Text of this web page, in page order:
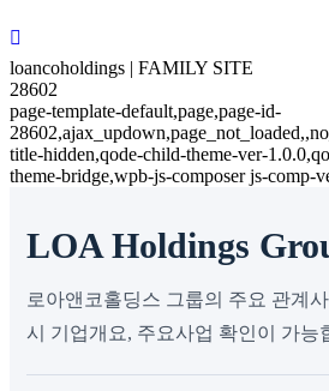
loancoholdings | FAMILY SITE
28602
page-template-default,page,page-id-
title-hidden,qode-child-theme-ver-
theme-bridge,wpb-js-composer js-comp-
LOA Holdings
로아앤코홀딩스 그룹의 주요 관계
시 기업개요, 주요사업 확인이 가능